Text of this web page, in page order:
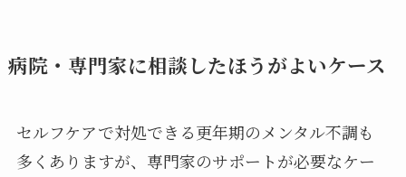
病院・専門家に相談したほうがよいケース
セルフケアで対処できる更年期のメンタル不調も
多くありますが、専門家のサポートが必要なケー